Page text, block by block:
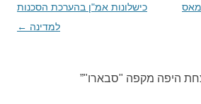
כישלונות אמ"ן בהערכת הסכנות
למדינה ←
היפה מקפה "סבארו"”